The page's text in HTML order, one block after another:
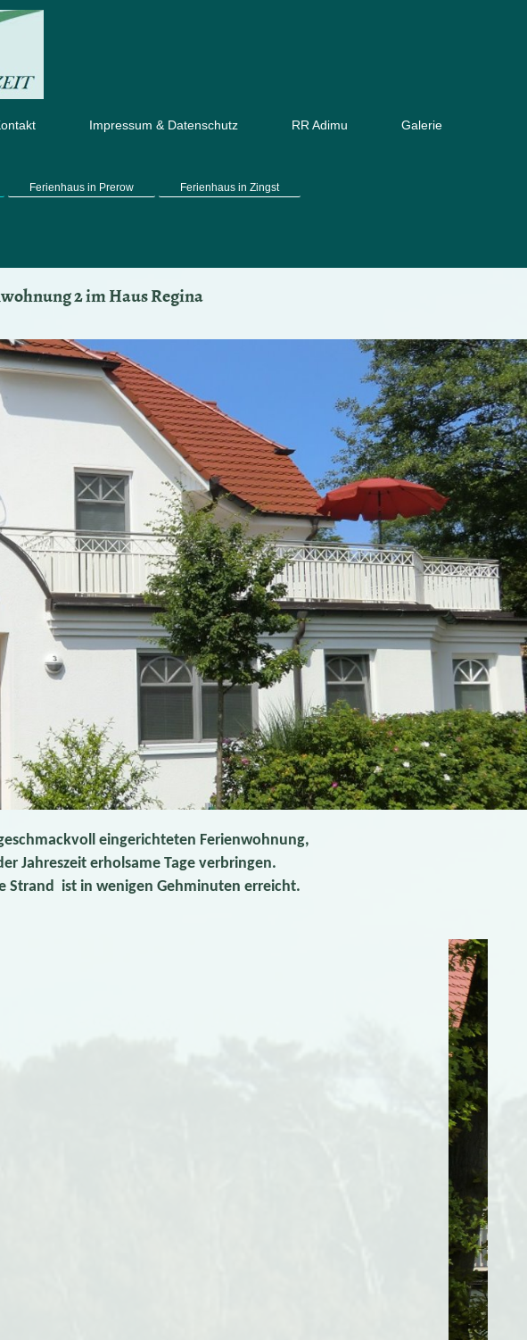
Impressum & Datenschutz RR Adimu Galerie
Ferienhaus in Prerow Ferienhaus in Zingst
2 im Haus Regina
eingerichteten Ferienwohnung,
Jahreszeit erholsame Tage verbringen.
Strand ist in wenigen Gehminuten erreicht.